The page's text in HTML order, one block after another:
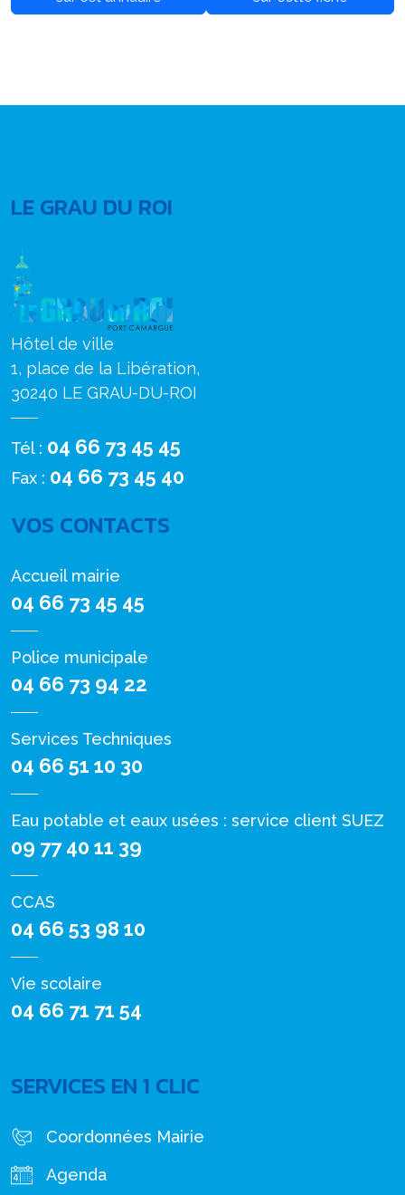
LE GRAU DU ROI
Hôtel de ville
1, place de la Libération,
30240 LE GRAU-DU-ROI
Tél : 04 66 73 45 45
Fax : 04 66 73 45 40
VOS CONTACTS
Accueil mairie
04 66 73 45 45
Police municipale
04 66 73 94 22
Services Techniques
04 66 51 10 30
Eau potable et eaux usées : service client SUEZ
09 77 40 11 39
CCAS
04 66 53 98 10
Vie scolaire
04 66 71 71 54
SERVICES EN 1 CLIC
Coordonnées Mairie
Agenda